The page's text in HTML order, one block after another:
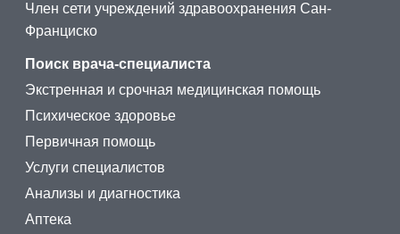
Член сети учреждений здравоохранения Сан-
Франциско
Поиск врача-специалиста
Экстренная и срочная медицинская помощь
Психическое здоровье
Первичная помощь
Услуги специалистов
Анализы и диагностика
Аптека